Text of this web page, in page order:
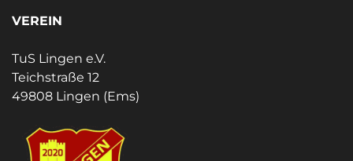
VEREIN
TuS Lingen e.V.
Teichstraße 12
49808 Lingen (Ems)